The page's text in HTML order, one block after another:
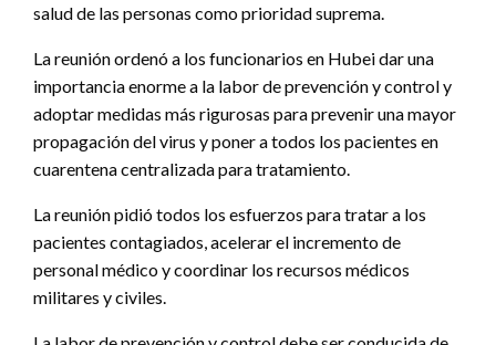
salud de las personas como prioridad suprema.
La reunión ordenó a los funcionarios en Hubei dar una
importancia enorme a la labor de prevención y control y
adoptar medidas más rigurosas para prevenir una mayor
propagación del virus y poner a todos los pacientes en
cuarentena centralizada para tratamiento.
La reunión pidió todos los esfuerzos para tratar a los
pacientes contagiados, acelerar el incremento de
personal médico y coordinar los recursos médicos
militares y civiles.